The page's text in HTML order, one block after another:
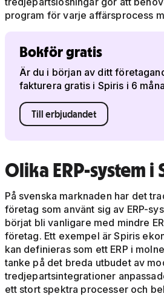
program för varje affärsprocess
Bokför gratis
Är du i början av ditt
fakturera gratis i Spiris i 6
Till erbjudandet
Olika ERP-system i
På svenska marknaden har det
företag som använt sig av ERP-
börjat bli vanligare med mindre
företag. Ett exempel är Spiris
kan definieras som ett ERP i
tanke på det breda utbudet av
tredjepartsintegrationer
ett stort spektra processer och